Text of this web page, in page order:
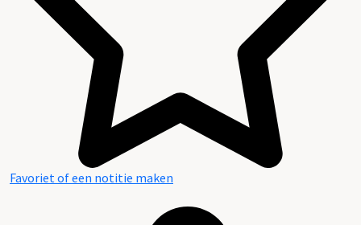
Favoriet of een notitie maken